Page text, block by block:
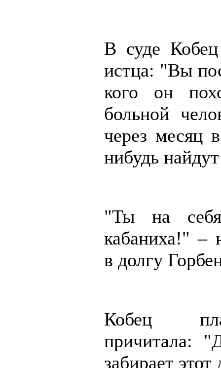
В суде
истца: "Вы
кого он
больной
через месяц
нибудь
"Ты на
кабаниха!" –
в долгу
Кобец
причитала:
забирает